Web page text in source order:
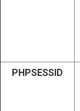
PHPSESSID